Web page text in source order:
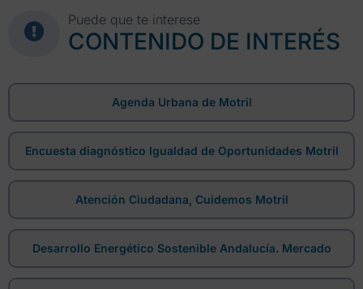
Puede que te interese
CONTENIDO DE INTERÉS
Agenda Urbana de Motril
Encuesta diagnóstico Igualdad de Oportunidades Motril
Atención Ciudadana, Cuidemos Motril
Desarrollo Energético Sostenible Andalucía. Mercado